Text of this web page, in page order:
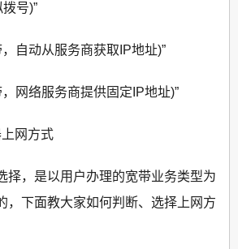
号)”
自动从服务商获取IP地址)”
网络服务商提供固定IP地址)”
网方式
择，是以用户办理的宽带业务类型为
，下面教大家如何判断、选择上网方